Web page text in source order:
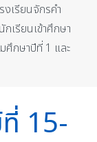
เรียนจักรคำ
เรียนเข้าศึกษา
ศึกษาปีที่ 1 และ
15-